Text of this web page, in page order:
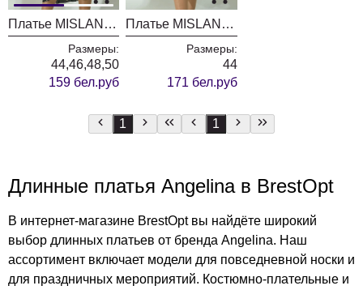
Платье MISLANA WOMEN 537
Размеры:
44,46,48,50
159 бел.руб
Платье MISLANA WOMEN 499
Размеры:
44
171 бел.руб
1 1
Длинные платья Angelina в BrestOpt
В интернет-магазине BrestOpt вы найдёте широкий
выбор длинных платьев от бренда Angelina. Наш
ассортимент включает модели для повседневной носки и
для праздничных мероприятий. Костюмно-плательные и